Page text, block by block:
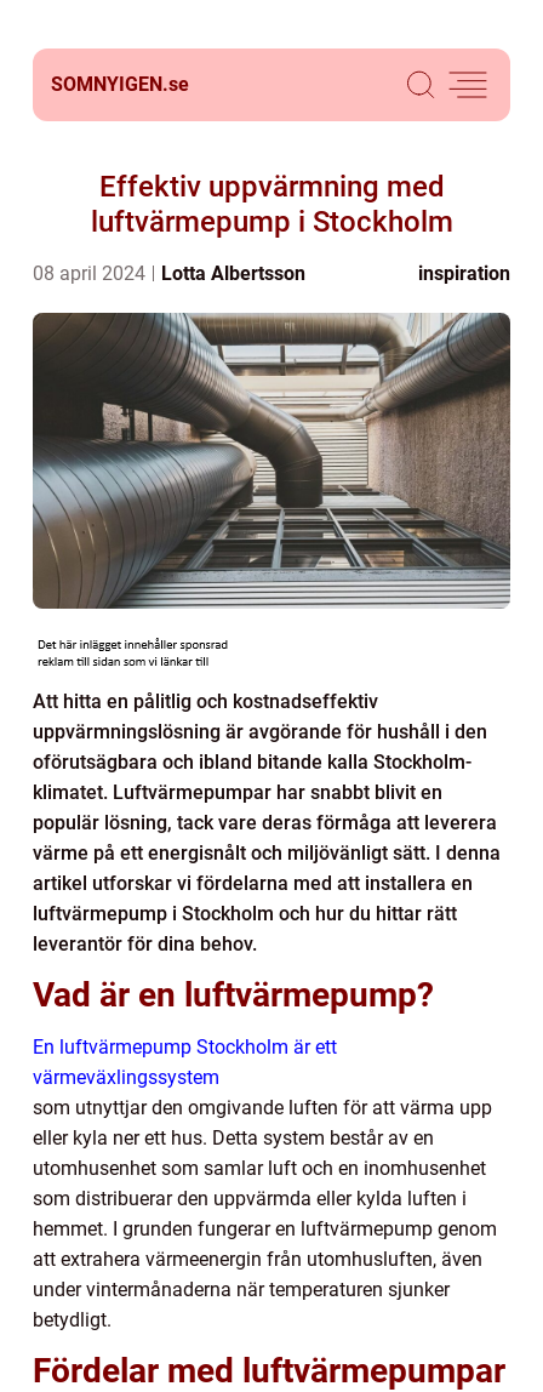
SOMNYIGEN.se
Effektiv uppvärmning med
luftvärmepump i Stockholm
08 april 2024 Lotta Albertsson inspiration
Att hitta en pålitlig och kostnadseffektiv
uppvärmningslösning är avgörande för hushåll i den
oförutsägbara och ibland bitande kalla Stockholm-
klimatet. Luftvärmepumpar har snabbt blivit en
populär lösning, tack vare deras förmåga att leverera
värme på ett energisnålt och miljövänligt sätt. I denna
artikel utforskar vi fördelarna med att installera en
luftvärmepump i Stockholm och hur du hittar rätt
leverantör för dina behov.
Vad är en luftvärmepump?
En luftvärmepump Stockholm är ett
värmeväxlingssystem
som utnyttjar den omgivande luften för att värma upp
eller kyla ner ett hus. Detta system består av en
utomhusenhet som samlar luft och en inomhusenhet
som distribuerar den uppvärmda eller kylda luften i
hemmet. I grunden fungerar en luftvärmepump genom
att extrahera värmeenergin från utomhusluften, även
under vintermånaderna när temperaturen sjunker
betydligt.
Fördelar med luftvärmepumpar